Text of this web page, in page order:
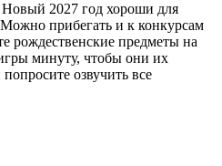
2027 год хороши для
прибегать и к конкурсам
рождественские предметы на
минуту, чтобы они их
озвучить все